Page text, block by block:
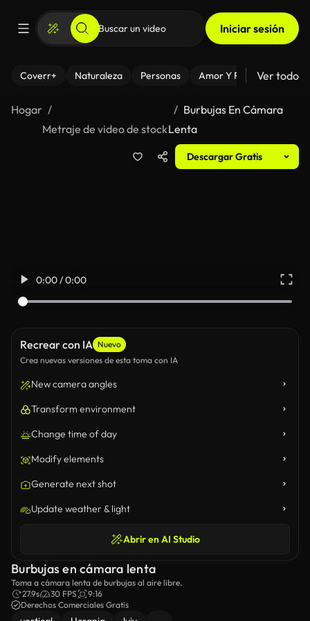
Iniciar sesión
Coverr+ Naturaleza Personas Amor Y Relaciones
Ver todo
Hogar
Metraje de video de stock
Burbujas En Cámara
Lenta
Descargar Gratis
0:00 / 0:00
Recrear con IA Nuevo
Crea nuevas versiones de esta toma con IA
New camera angles
Transform environment
Change time of day
Modify elements
Generate next shot
Update weather & light
Abrir en AI Studio
Burbujas en cámara lenta
Toma a cámara lenta de burbujas al aire libre.
27.9s
30 FPS
9:16
Derechos Comerciales Gratis